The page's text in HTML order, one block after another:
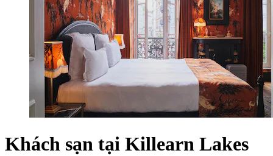
Khách sạn tại Killearn Lakes